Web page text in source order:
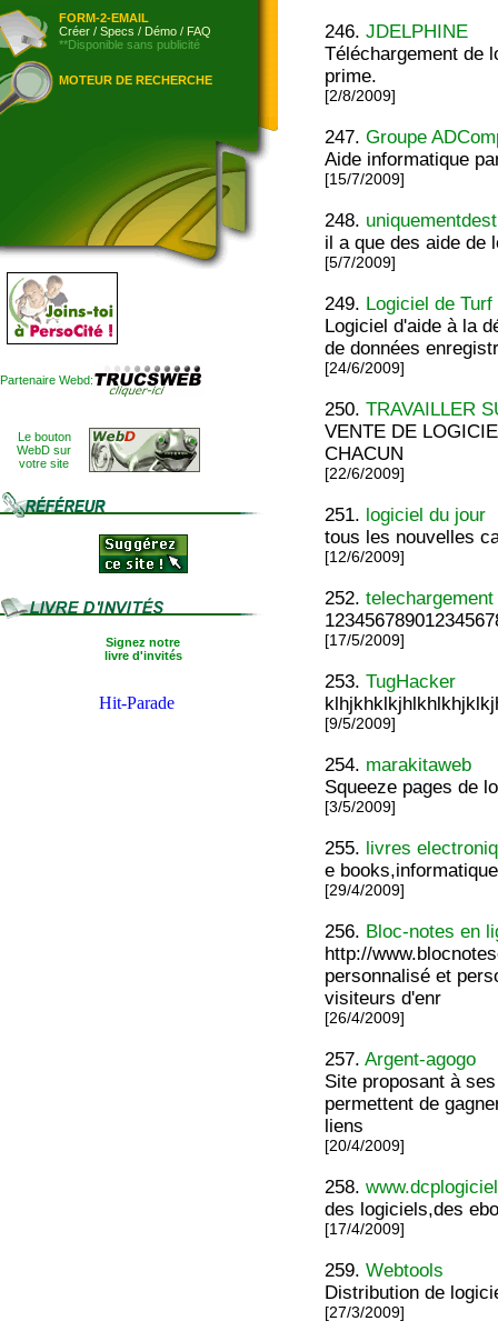
FORM-2-EMAIL
Créer / Specs / Démo / FAQ
**Disponible sans publicité
MOTEUR DE RECHERCHE
Partenaire Webd:
Le bouton
WebD sur
votre site
Signez notre
livre d'invités
246.JDELPHINE
Téléchargement de
prime.
[2/8/2009]
247.Groupe
Aide informatique
[15/7/2009]
248.
il a que des aide de
[5/7/2009]
249. Logiciel de Turf
Logiciel d'aide à la
de données
[24/6/2009]
250.TRAVAILLER
VENTE DE
CHACUN
[22/6/2009]
251. logiciel du jour
tous les nouvelles
[12/6/2009]
252.telechargement
[17/5/2009]
253.TugHacker
[9/5/2009]
254. marakitaweb
Squeeze pages de
[3/5/2009]
255. livres
e
[29/4/2009]
256. Bloc-notes en
http://
personnalisé et
visiteurs d'enr
[26/4/2009]
257.Argent-agogo
Site proposant à
permettent de
liens
[20/4/2009]
258.
des logiciels,des
[17/4/2009]
259.Webtools
Distribution de
[27/3/2009]